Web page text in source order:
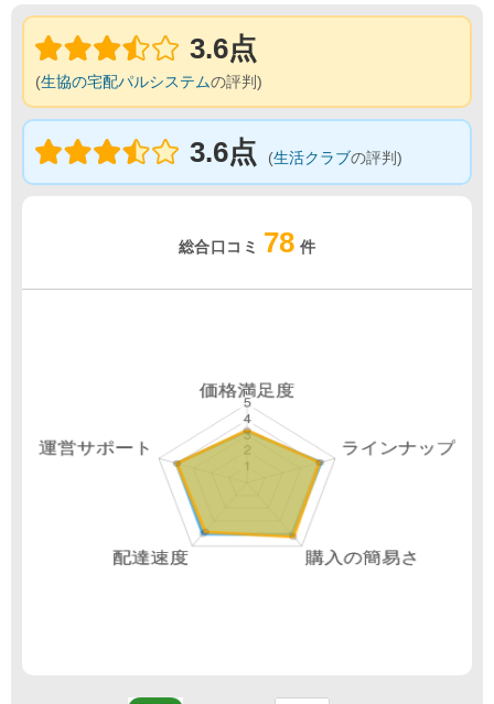
3.6点
(生協の宅配パルシステムの評判)
3.6点 (生活クラブの評判)
総合口コミ 78 件